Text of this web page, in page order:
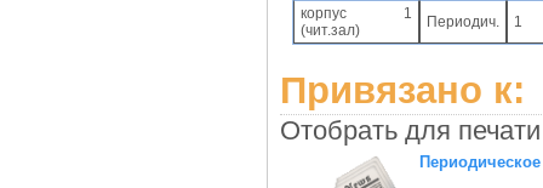
корпус 1
(чит.зал)
Периодич. 1
Привязано к:
Отобрать для